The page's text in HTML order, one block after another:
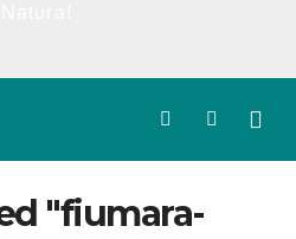
"fiumara-